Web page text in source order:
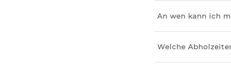
An wen kann ich
Welche